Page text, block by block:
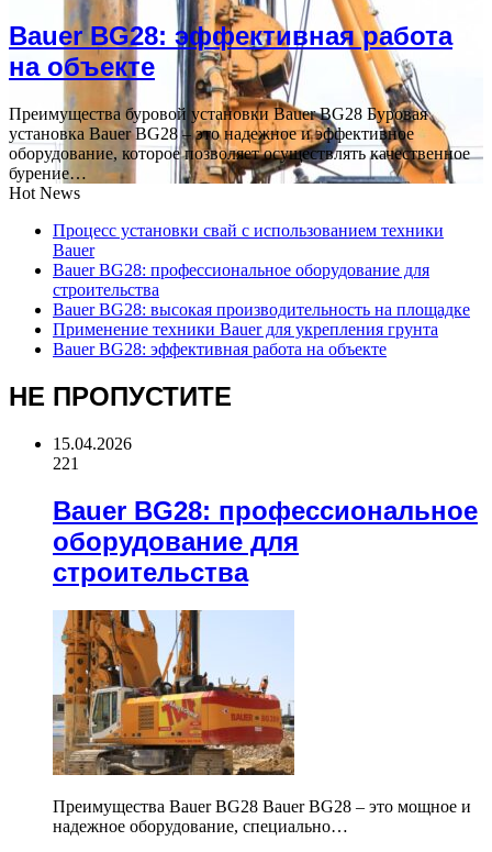
Bauer BG28: эффективная работа
на объекте
Преимущества буровой установки Bauer BG28 Буровая
установка Bauer BG28 – это надежное и эффективное
оборудование, которое позволяет осуществлять качественное
бурение…
Hot News
Процесс установки свай с использованием техники
Bauer
Bauer BG28: профессиональное оборудование для
строительства
Bauer BG28: высокая производительность на площадке
Применение техники Bauer для укрепления грунта
Bauer BG28: эффективная работа на объекте
НЕ ПРОПУСТИТЕ
15.04.2026
221
Bauer BG28: профессиональное
оборудование для
строительства
Преимущества Bauer BG28 Bauer BG28 – это мощное и
надежное оборудование, специально…